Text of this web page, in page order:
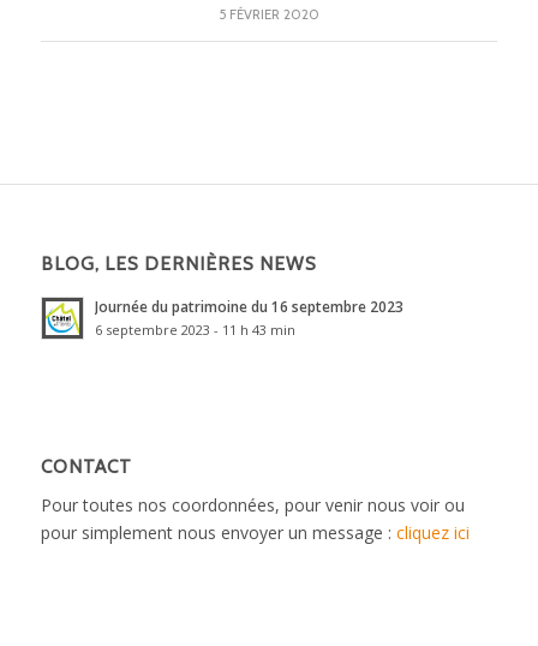
5 FÉVRIER 2020
BLOG, LES DERNIÈRES NEWS
Journée du patrimoine du 16 septembre 2023
6 septembre 2023 - 11 h 43 min
CONTACT
Pour toutes nos coordonnées, pour venir nous voir ou
pour simplement nous envoyer un message : cliquez ici